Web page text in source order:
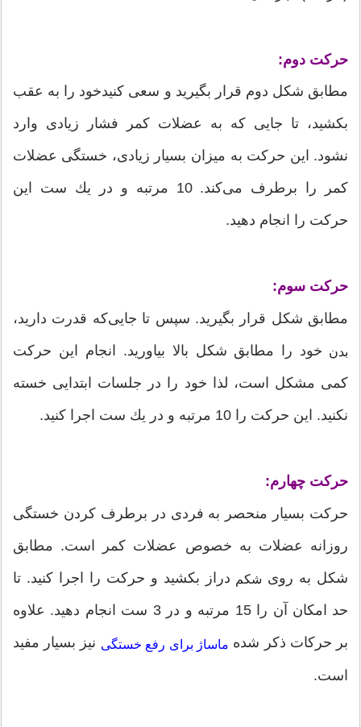
حركت دوم:
مطابق شكل دوم قرار بگیرید و سعی كنیدخود را به عقب
بكشید، تا جایی كه به عضلات كمر فشار زیادی وارد
نشود. این حركت به میزان بسیار زیادی، خستگی عضلات
كمر را برطرف می‌كند. 10 مرتبه و در یك ست این
حركت را انجام دهید.
حركت سوم:
مطابق شكل قرار بگیرید. سپس تا جایی‌كه قدرت دارید،
بدن خود را مطابق شكل بالا بیاورید. انجام این حركت
كمی مشكل است، لذا خود را در جلسات ابتدایی خسته
نكنید. این حركت را 10 مرتبه و در یك ست اجرا كنید.
حركت چهارم:
حركت بسیار منحصر به فردی در برطرف كردن خستگی
روزانه عضلات به خصوص عضلات كمر است. مطابق
شكل به روی شکم دراز بکشید و حركت را اجرا كنید. تا
حد امكان آن را 15 مرتبه و در 3 ست انجام دهید. علاوه
بر حرکات ذکر شده ماساژ برای رفع خستگی نیز بسیار مفید
است.